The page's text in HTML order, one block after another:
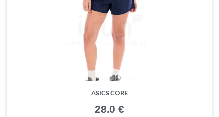
ASICS CORE
28.0 €